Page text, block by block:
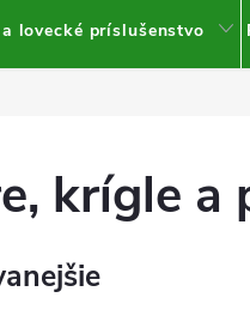
lovecké príslušenstvo
krígle a